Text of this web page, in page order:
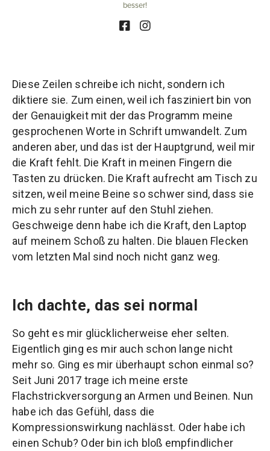
besser!
Diese Zeilen schreibe ich nicht, sondern ich
diktiere sie. Zum einen, weil ich fasziniert bin von
der Genauigkeit mit der das Programm meine
gesprochenen Worte in Schrift umwandelt. Zum
anderen aber, und das ist der Hauptgrund, weil mir
die Kraft fehlt. Die Kraft in meinen Fingern die
Tasten zu drücken. Die Kraft aufrecht am Tisch zu
sitzen, weil meine Beine so schwer sind, dass sie
mich zu sehr runter auf den Stuhl ziehen.
Geschweige denn habe ich die Kraft, den Laptop
auf meinem Schoß zu halten. Die blauen Flecken
vom letzten Mal sind noch nicht ganz weg.
Ich dachte, das sei normal
So geht es mir glücklicherweise eher selten.
Eigentlich ging es mir auch schon lange nicht
mehr so. Ging es mir überhaupt schon einmal so?
Seit Juni 2017 trage ich meine erste
Flachstrickversorgung an Armen und Beinen. Nun
habe ich das Gefühl, dass die
Kompressionswirkung nachlässt. Oder habe ich
einen Schub? Oder bin ich bloß empfindlicher